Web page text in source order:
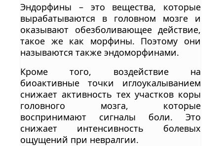
Эндорфины – это вещества, которые
вырабатываются в головном мозге и
оказывают обезболивающее действие,
такое же как морфины. Поэтому они
называются также эндоморфинами.
Кроме того, воздействие на
биоактивные точки иглоукалыванием
снижает активность тех участков коры
головного мозга, которые
воспринимают сигналы боли. Это
снижает интенсивность болевых
ощущений при невралгии.